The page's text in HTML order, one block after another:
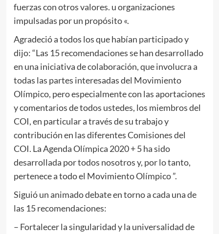
fuerzas con otros valores. u organizaciones
impulsadas por un propósito «.
Agradeció a todos los que habían participado y
dijo: “Las 15 recomendaciones se han desarrollado
en una iniciativa de colaboración, que involucra a
todas las partes interesadas del Movimiento
Olímpico, pero especialmente con las aportaciones
y comentarios de todos ustedes, los miembros del
COI, en particular a través de su trabajo y
contribución en las diferentes Comisiones del
COI. La Agenda Olímpica 2020 + 5 ha sido
desarrollada por todos nosotros y, por lo tanto,
pertenece a todo el Movimiento Olímpico ”.
Siguió un animado debate en torno a cada una de
las 15 recomendaciones:
– Fortalecer la singularidad y la universalidad de